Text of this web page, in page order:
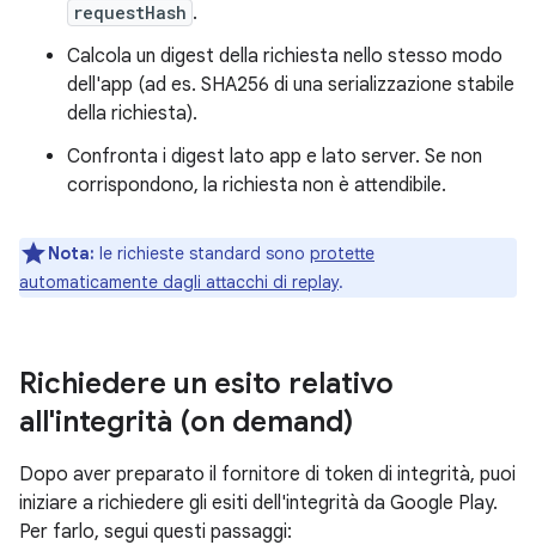
requestHash .
Calcola un digest della richiesta nello stesso modo
dell'app (ad es. SHA256 di una serializzazione stabile
della richiesta).
Confronta i digest lato app e lato server. Se non
corrispondono, la richiesta non è attendibile.
Nota: le richieste standard sono protette
automaticamente dagli attacchi di replay.
Richiedere un esito relativo
all'integrità (on demand)
Dopo aver preparato il fornitore di token di integrità, puoi
iniziare a richiedere gli esiti dell'integrità da Google Play.
Per farlo, segui questi passaggi: